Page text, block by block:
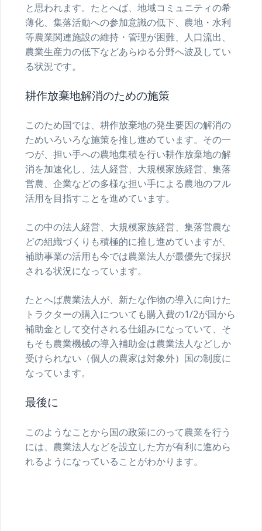
と思われます。たとへば、地域コミュニティの希
薄化、集落活動への参加意識の低下、農地・水利
等農業関連施設の維持・管理が困難、人口流出、
農業生産力の低下などあらゆる分野へ波及してい
る状況です。
耕作放棄地解消のための施策
このため国では、耕作放棄地の発生要因の解消の
ためいろいろな施策を推し進めています。その一
つが、担い手への農地集積を行い耕作放棄地の解
消を加速化し、法人経営、大規模家族経営、集落
営農、企業などの多様な担い手による農地のフル
活用を目指すことを進めています。
この中の法人経営、大規模家族経営、集落営農な
どの組織づくりも積極的に推し進めていますが、
補助事業の活用も今では農業法人が最優先で採択
される状況になっています。
たとへば農業法人が、新たな作物の導入に向けた
トラクターの購入についても購入費の1/2が国から
補助金として交付される仕組みになっていて、そ
もそも農業機械の導入補助金は農業法人などしか
受けられない（個人の農家は対象外）国の制度に
なっています。
最後に
このようなことから国の政策にのって農業を行う
には、農業法人などを設立した方が有利に進めら
れるようになっていることがわかります。